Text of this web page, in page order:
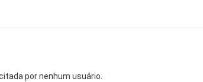
por nenhum usuário.